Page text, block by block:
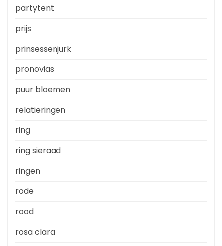
partytent
prijs
prinsessenjurk
pronovias
puur bloemen
relatieringen
ring
ring sieraad
ringen
rode
rood
rosa clara